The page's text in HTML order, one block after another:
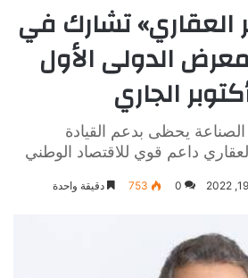
العقاري» تشارك في
الدولى الأول
يحظى بدعم القيادة
داعم قوي للاقتصاد الوطني
0
753 دقيقة واحدة